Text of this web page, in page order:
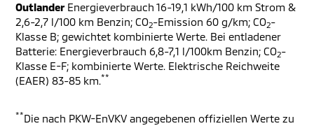
Outlander Energieverbrauch 16-19,1 kWh/100 km Strom &
2,6-2,7 l/100 km Benzin; CO2-Emission 60 g/km; CO2-
Klasse B; gewichtet kombinierte Werte. Bei entladener
Batterie: Energieverbrauch 6,8-7,1 l/100km Benzin; CO2-
Klasse E-F; kombinierte Werte. Elektrische Reichweite
(EAER) 83-85 km.**
**Die nach PKW-EnVKV angegebenen offiziellen Werte zu